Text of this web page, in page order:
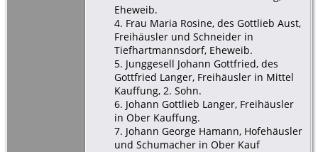
Eheweib.
4. Frau Maria Rosine, des Gottlieb Aust,
Freihäusler und Schneider in
Tiefhartmannsdorf, Eheweib.
5. Junggesell Johann Gottfried, des
Gottfried Langer, Freihäusler in Mittel
Kauffung, 2. Sohn.
6. Johann Gottlieb Langer, Freihäusler
in Ober Kauffung.
7. Johann George Hamann, Hofehäusler
und Schumacher in Ober Kauf